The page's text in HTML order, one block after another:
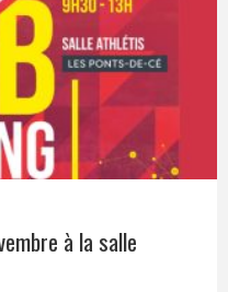
à la salle